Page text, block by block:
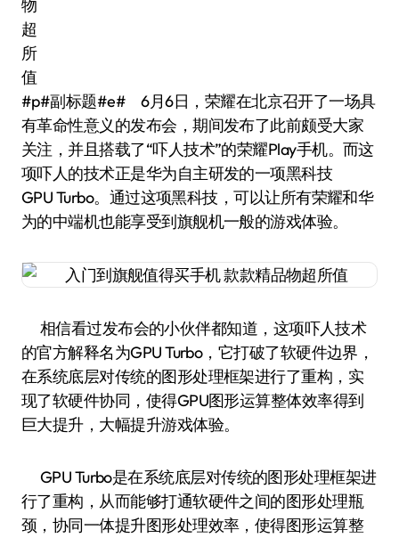
#p#副标题#e# 6月6日，荣耀在北京召开了一场具
有革命性意义的发布会，期间发布了此前颇受大家
关注，并且搭载了“吓人技术”的荣耀Play手机。而这
项吓人的技术正是华为自主研发的一项黑科技
GPU Turbo。通过这项黑科技，可以让所有荣耀和华
为的中端机也能享受到旗舰机一般的游戏体验。
相信看过发布会的小伙伴都知道，这项吓人技术
的官方解释名为GPU Turbo，它打破了软硬件边界，
在系统底层对传统的图形处理框架进行了重构，实
现了软硬件协同，使得GPU图形运算整体效率得到
巨大提升，大幅提升游戏体验。
GPU Turbo是在系统底层对传统的图形处理框架进
行了重构，从而能够打通软硬件之间的图形处理瓶
颈，协同一体提升图形处理效率，使得图形运算整